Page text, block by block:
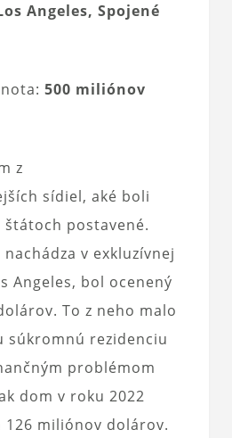
Angeles, Spojené
500 miliónov
z
sídiel, aké boli
štátoch postavené.
v exkluzívnej
Angeles, bol ocenený
To z neho malo
rezidenciu
problémom
dom v roku 2022
126 miliónov dolárov.